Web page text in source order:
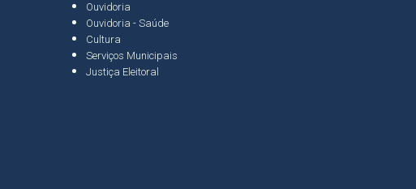
Ouvidoria
Ouvidoria - Saúde
Cultura
Serviços Municipais
Justiça Eleitoral